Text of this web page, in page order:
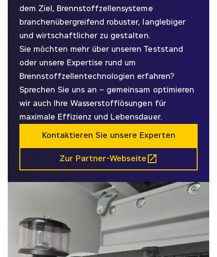
dem Ziel, Brennstoffzellensysteme
branchenübergreifend robuster, langlebiger
und wirtschaftlicher zu gestalten.
Sie möchten mehr über unseren Teststand
oder unsere Expertise rund um
Brennstoffzellentechnologien erfahren?
Sprechen Sie uns an – gemeinsam optimieren
wir auch Ihre Wasserstofflösungen für
maximale Effizienz und Lebensdauer.
Kontaktieren Sie unsere Experten
Zur Partner-Webseite